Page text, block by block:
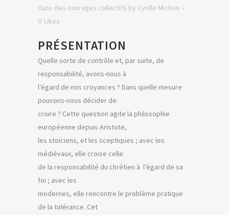
dans des ouvrages collectifs by Cyrille Michon
0 Likes
PRÉSENTATION
Quelle sorte de contrôle et, par suite, de
responsabilité, avons-nous à
l’égard de nos croyances ? Dans quelle mesure
pouvons-nous décider de
croire ? Cette question agite la philosophie
européenne depuis Aristote,
les stoïciens, et les sceptiques ; avec les
médiévaux, elle croise celle
de la responsabilité du chrétien à l’égard de sa
foi ; avec les
modernes, elle rencontre le problème pratique
de la tolérance. Cet